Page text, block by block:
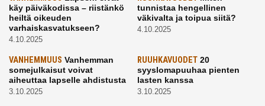
käy päiväkodissa – riistänkö
heiltä oikeuden
varhaiskasvatukseen?
4.10.2025
tunnistaa hengellinen
väkivalta ja toipua siitä?
4.10.2025
VANHEMMUUS Vanhemman
somejulkaisut voivat
aiheuttaa lapselle ahdistusta
3.10.2025
RUUHKAVUODET20
syyslomapuuhaa pienten
lasten kanssa
3.10.2025